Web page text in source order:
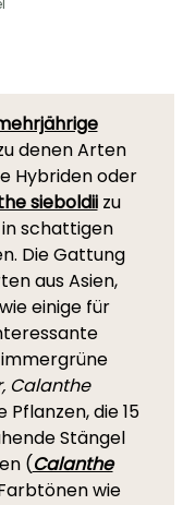
denen Arten
Hybriden oder
sieboldiizu
in schattigen
Die Gattung
aus Asien,
einige für
Calanthe
die 15
Stängel
(Calanthe
wie